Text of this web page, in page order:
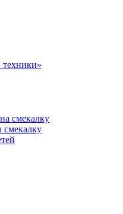
техники»
смекалку
смекалку